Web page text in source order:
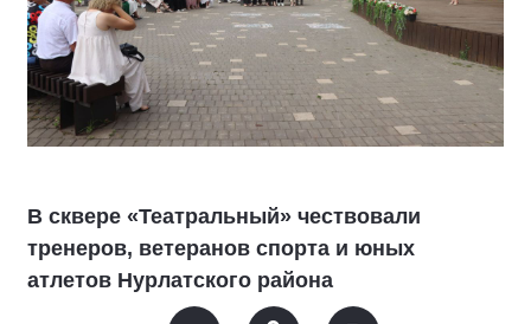
В сквере «Театральный» чествовали
тренеров, ветеранов спорта и юных
атлетов Нурлатского района